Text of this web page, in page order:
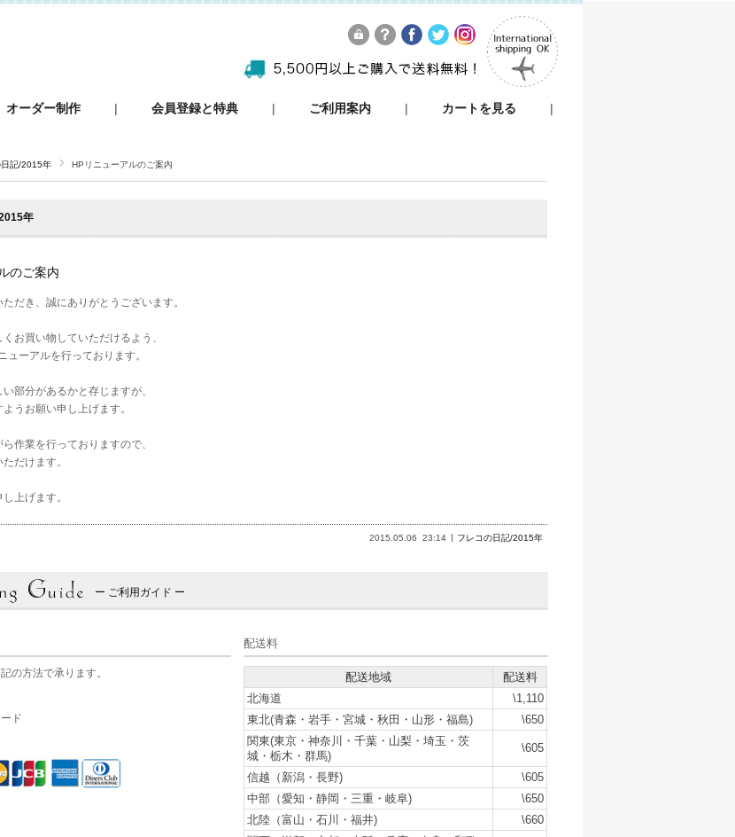
オーダー制作 会員登録と特典 ご利用案内 カートを見る
日記/2015年 HPリニューアルのご案内
年
のご案内
だき、誠にありがとうございます。
お買い物していただけるよう、
ューアルを行っております。
部分があるかと存じますが、
うお願い申し上げます。
作業を行っておりますので、
だけます。
上げます。
2015.05.06 23:14 フレコの日記/2015年
ー ご利用ガイド ー
の方法で承ります。
ド
配送料
配送地域
配送料
北海道
\1,110
東北(青森・岩手・宮城・秋田・山形・福島)
\650
関東(東京・神奈川・千葉・山梨・埼玉・茨
城・栃木・群馬)
\605
信越（新潟・長野)
\605
中部（愛知・静岡・三重・岐阜)
\650
北陸（富山・石川・福井)
\660